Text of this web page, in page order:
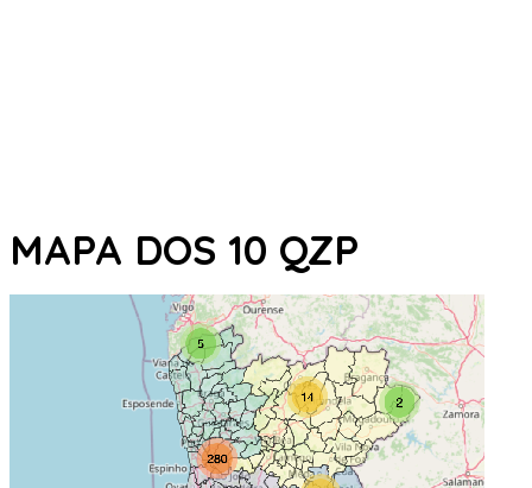
MAPA DOS 10 QZP